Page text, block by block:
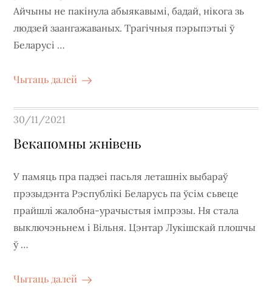
Айчыны не пакінула абыякавымі, бадай, нікога зь
людзей заангажаваных. Трагічныя пэрыпэтыі ў
Беларусі …
Чытаць далей
Posted
on
30/11/2021
Векапомны жнівень
У памяць пра падзеі пасьля леташніх выбараў
прэзыдэнта Рэспублікі Беларусь па ўсім сьвеце
прайшлі жалобна-урачыстыя імпрэзы. Ня стала
выключэньнем і Вільня. Цэнтар Лукішскай плошчы
ў …
Чытаць далей